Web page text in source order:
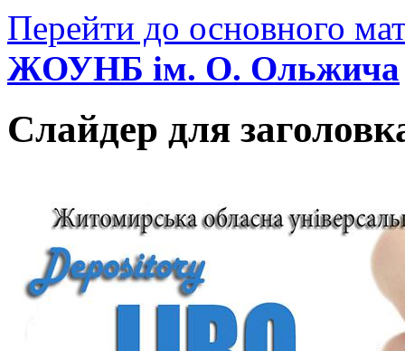
Перейти до основного
ЖОУНБ ім. О. Ольжича
Слайдер для